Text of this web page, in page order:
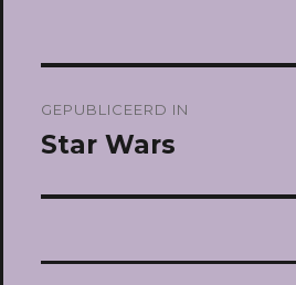
navigatie
GEPUBLICEERD IN
Star Wars